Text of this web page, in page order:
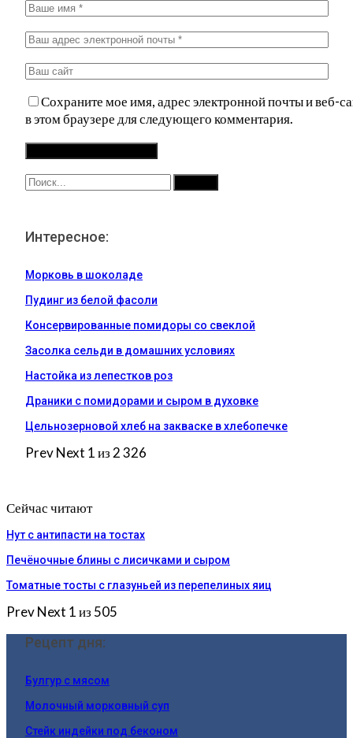
Сохраните мое имя, адрес электронной почты и веб-
в этом браузере для следующего комментария.
Интересное:
Морковь в шоколаде
Пудинг из белой фасоли
Консервированные помидоры со свеклой
Засолка сельди в домашних условиях
Настойка из лепестков роз
Драники с помидорами и сыром в духовке
Цельнозерновой хлеб на закваске в хлебопечке
PrevNext 1 из 2 326
Сейчас читают
Нут с антипасти на тостах
Печёночные блины с лисичками и сыром
Томатные тосты с глазуньей из перепелиных яиц
PrevNext 1 из 505
Рецепт дня:
Булгур с мясом
Молочный морковный суп
Стейк индейки под беконом